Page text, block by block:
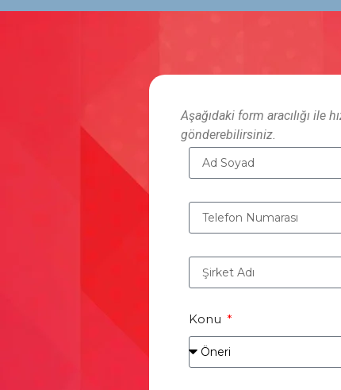
Aşağıdaki form aracılığı ile
gönderebilirsiniz.
Konu